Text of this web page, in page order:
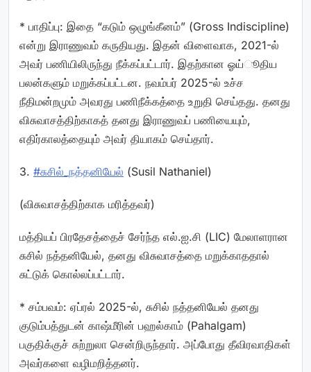
* பாதிப்பு: இதை “கடும் ஒழுங்கீனம்” (Gross Indiscipline)
என்று இராணுவம் கருதியது. இதன் விளைவாக, 2021-ல்
அவர் பணியிலிருந்து நீக்கப்பட்டார். இதற்கான ஓய்ூதிய
பலன்களும் மறுக்கப்பட்டன. நவம்பர் 2025-ல் உச்ச
நீதிமன்றமும் அவரது பணிநீக்கத்தை உறுதி செய்தது. தனது
விசுவாசத்திற்காகத் தனது இராணுவப் பணியையும்,
எதிர்காலத்தையும் அவர் தியாகம் செய்தார்.
3. #சுசில்_நத்தனியேல் (Susil Nathaniel)
(விசுவாசத்திற்காக மரித்தவர்)
மத்தியப் பிரதேசத்தைச் சேர்ந்த எல்.ஐ.சி (LIC) மேலாளரான
சுசில் நத்தனியேல், தனது விசுவாசத்தை மறுக்காததால்
சுட்டுக் கொல்லப்பட்டார்.
* சம்பவம்: ஏப்ரல் 2025-ல், சுசில் நத்தனியேல் தனது
குடும்பத்துடன் காஷ்மீரின் பஹல்காம் (Pahalgam)
பகுதிக்குச் சுற்றுலா சென்றிருந்தார். அப்போது தீவிரவாதிகள்
அவர்களை வழிமறித்தனர்.